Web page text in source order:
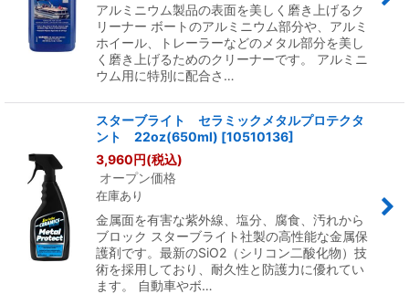
アルミニウム製品の表面を美しく磨き上げるク
リーナー ボートのアルミニウム部分や、アルミ
ホイール、トレーラーなどのメタル部分を美し
く磨き上げるためのクリーナーです。 アルミニ
ウム用に特別に配合さ…
スターブライト セラミックメタルプロテクタ
ント 22oz(650ml) [10510136]
3,960円(税込)
オープン価格
在庫あり
金属面を有害な紫外線、塩分、腐食、汚れから
ブロック スターブライト社製の高性能な金属保
護剤です。最新のSiO2（シリコン二酸化物）技
術を採用しており、耐久性と防護力に優れてい
ます。 自動車やボ…